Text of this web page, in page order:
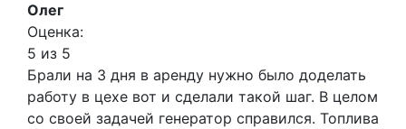
Олег
Оценка:
5 из 5
Брали на 3 дня в аренду нужно было доделать
работу в цехе вот и сделали такой шаг. В целом
со своей задачей генератор справился. Топлива